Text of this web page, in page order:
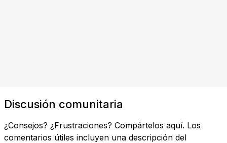
Discusión comunitaria
¿Consejos? ¿Frustraciones? Compártelos aquí. Los
comentarios útiles incluyen una descripción del